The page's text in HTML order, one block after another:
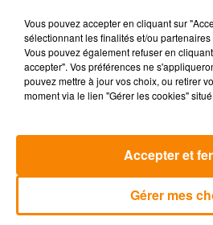
boissons seront proposées en
Vous pouvez accepter en cliquant sur
sélectionnant les finalités et/ou
Vous pouvez également refuser en
accepter". Vos préférences ne
pouvez mettre à jour vos choix, ou retirer
moment via le lien "Gérer les cookies"
Gérer mes
Accepter et